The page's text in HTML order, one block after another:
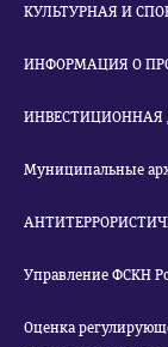
КУЛЬТУРНАЯ И
ИНФОРМАЦИЯ О
ИНВЕСТИЦИОННАЯ
Муниципальные
Управление ФСКН
Оценка